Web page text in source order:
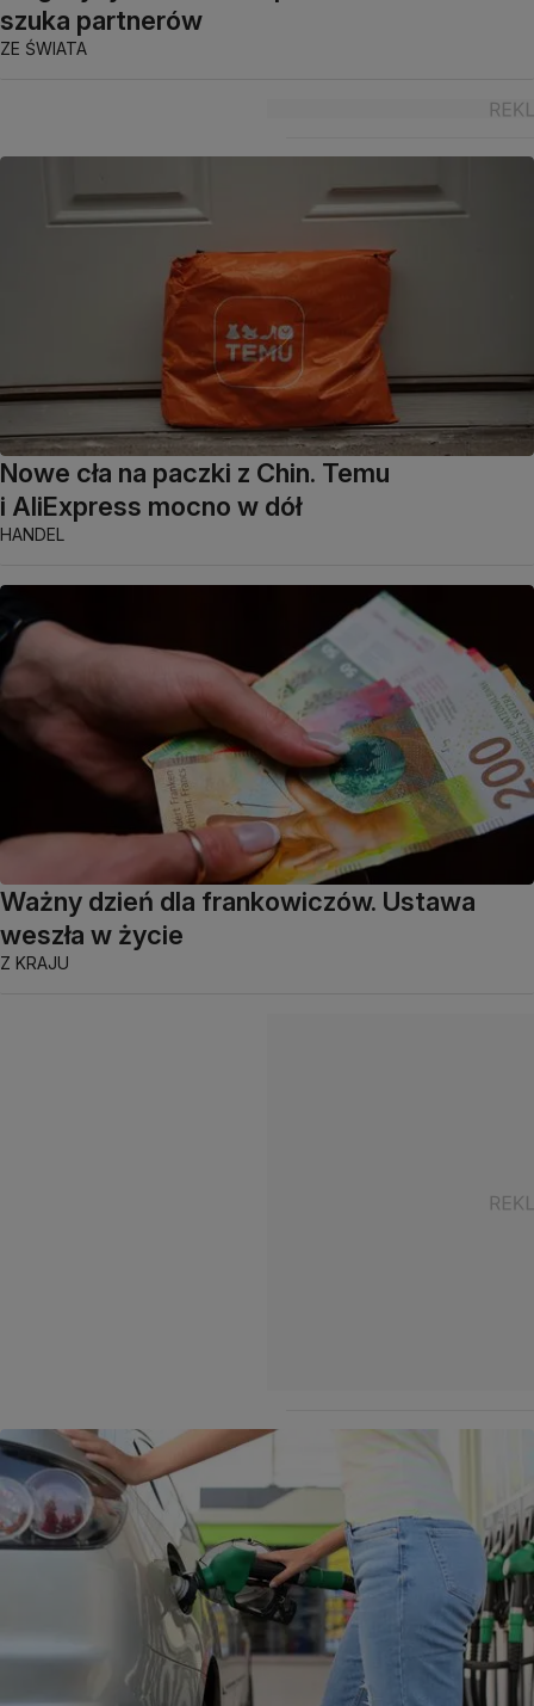
szuka partnerów
ZE ŚWIATA
Nowe cła na paczki z Chin. Temu
i AliExpress mocno w dół
HANDEL
Ważny dzień dla frankowiczów. Ustawa
weszła w życie
Z KRAJU